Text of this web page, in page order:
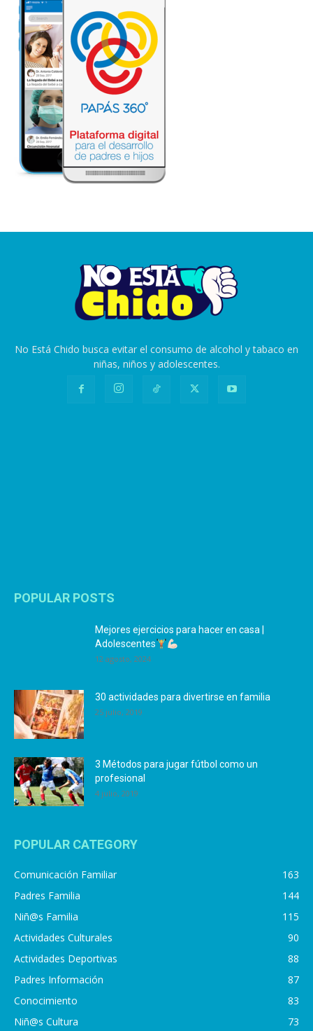
No Está Chido busca evitar el consumo de alcohol y tabaco en
niñas, niños y adolescentes.
POPULAR POSTS
Mejores ejercicios para hacer en casa |
Adolescentes
12 agosto, 2024
30 actividades para divertirse en familia
25 julio, 2019
3 Métodos para jugar fútbol como un
profesional
4 julio, 2019
POPULAR CATEGORY
Comunicación Familiar
163
Padres Familia
144
Niñ@s Familia
115
Actividades Culturales
90
Actividades Deportivas
88
Padres Información
87
Conocimiento
83
Niñ@s Cultura
73